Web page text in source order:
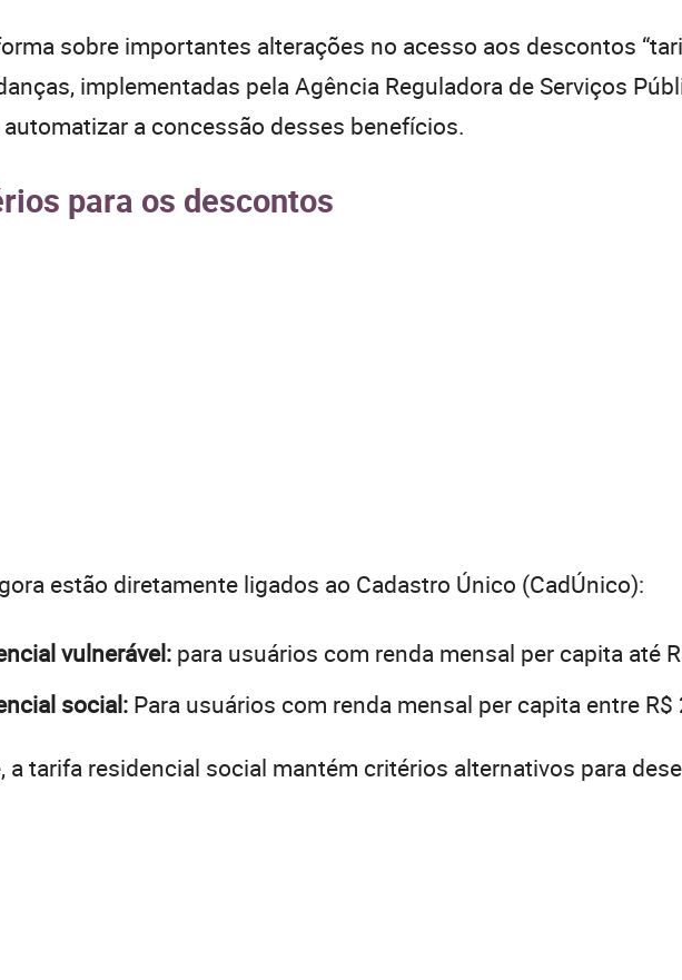
sobre importantes alterações no acesso aos descontos
implementadas pela Agência Reguladora de Serviços
a concessão desses benefícios.
para os descontos
estão diretamente ligados ao Cadastro Único (CadÚnico):
vulnerável: para usuários com renda mensal per capita até
social: Para usuários com renda mensal per capita entre
a tarifa residencial social mantém critérios alternativos para